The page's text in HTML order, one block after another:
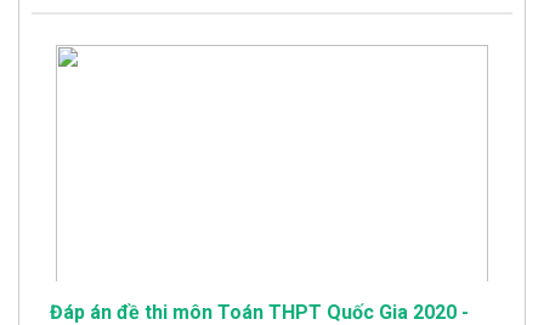
Đáp án đề thi môn Toán THPT Quốc Gia 2020 -